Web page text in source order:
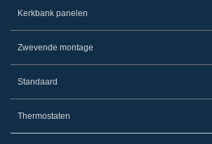
Kerkbank panelen
Zwevende montage
Standaard
Thermostaten